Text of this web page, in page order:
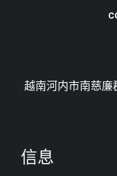
越南河内市南慈
信息